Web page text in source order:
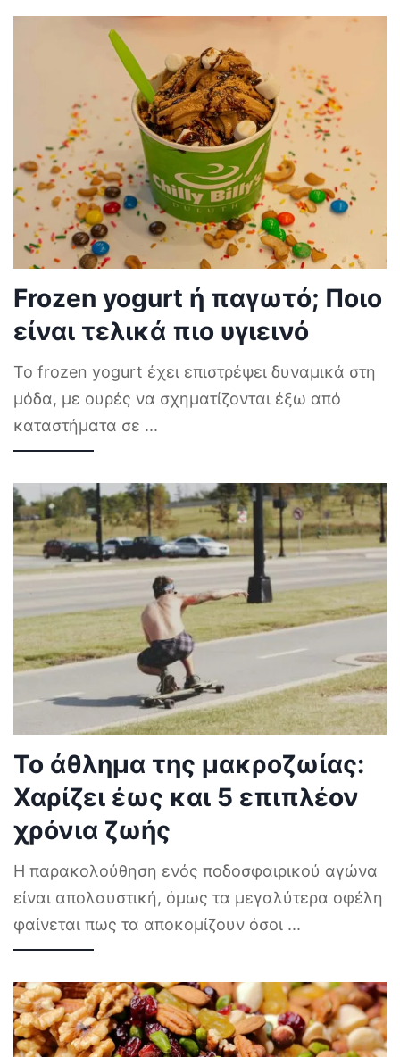
Frozen yogurt ή παγωτό; Ποιο
είναι τελικά πιο υγιεινό
Το frozen yogurt έχει επιστρέψει δυναμικά στη
μόδα, με ουρές να σχηματίζονται έξω από
καταστήματα σε ...
Το άθλημα της μακροζωίας:
Χαρίζει έως και 5 επιπλέον
χρόνια ζωής
Η παρακολούθηση ενός ποδοσφαιρικού αγώνα
είναι απολαυστική, όμως τα μεγαλύτερα οφέλη
φαίνεται πως τα αποκομίζουν όσοι ...